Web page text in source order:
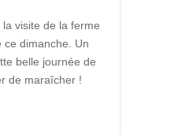
visite de la ferme
ce dimanche. Un
belle journée de
de maraîcher !